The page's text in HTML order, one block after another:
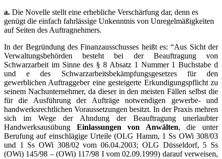
a. Die Novelle stellt eine erhebliche Verschärfung dar, denn es
genügt die einfach fahrlässige Unkenntnis von Unregelmäßigkeiten
auf Seiten des Auftragnehmers.
In der Begründung des Finanzausschusses heißt es: “Aus Sicht der
Verwaltungsbehörden besteht bei der Beauftragung von
Schwarzarbeit im Sinne des § 8 Absatz 1 Nummer 1 Buchstabe d
und e des Schwarzarbeitsbekämpfungsgesetzes für den
gewerblichen Auftraggeber eine gesteigerte Erkundigungspflicht zu
seinem Nachunternehmer, da dieser in den meisten Fällen selbst die
für die Ausführung der Aufträge notwendigen gewerbe- und
handwerksrechtlichen Voraussetzungen besitzt. In der Praxis mehren
sich im Wege der Ahndung der Beauftragung unerlaubter
Handwerksausübung Einlassungen von Anwälten, die unter
Berufung auf einschlägige Urteile (OLG Hamm, 1 Ss OWi 308/03
und 1 Ss OWi 308/02 vom 06.04.2003; OLG Düsseldorf, 5 Ss
(OWi) 145/98 – (OWi) 117/98 I vom 02.09.1999) darauf verweisen,